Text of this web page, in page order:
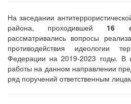
На заседании
района, проходившей 16
рассматривались вопросы
противодействия идеологии
Федерации на 2019-2023 годы. В
работы на данном направлении
ряд поручений ответственным